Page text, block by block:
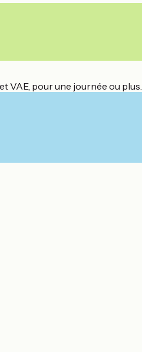
VAE, pour une journée ou plus.